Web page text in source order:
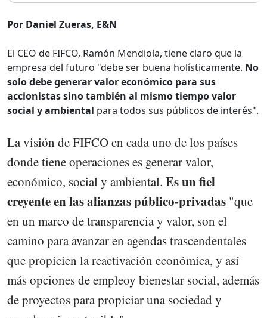
Por Daniel Zueras, E&N
El CEO de FIFCO, Ramón Mendiola, tiene claro que la
empresa del futuro "debe ser buena holísticamente. No
solo debe generar valor económico para sus
accionistas sino también al mismo tiempo valor
social y ambiental para todos sus públicos de interés".
La visión de FIFCO en cada uno de los países
donde tiene operaciones es generar valor,
económico, social y ambiental. Es un fiel
creyente en las alianzas público-privadas "que
en un marco de transparencia y valor, son el
camino para avanzar en agendas trascendentales
que propicien la reactivación económica, y así
más opciones de empleoy bienestar social, además
de proyectos para propiciar una sociedad y